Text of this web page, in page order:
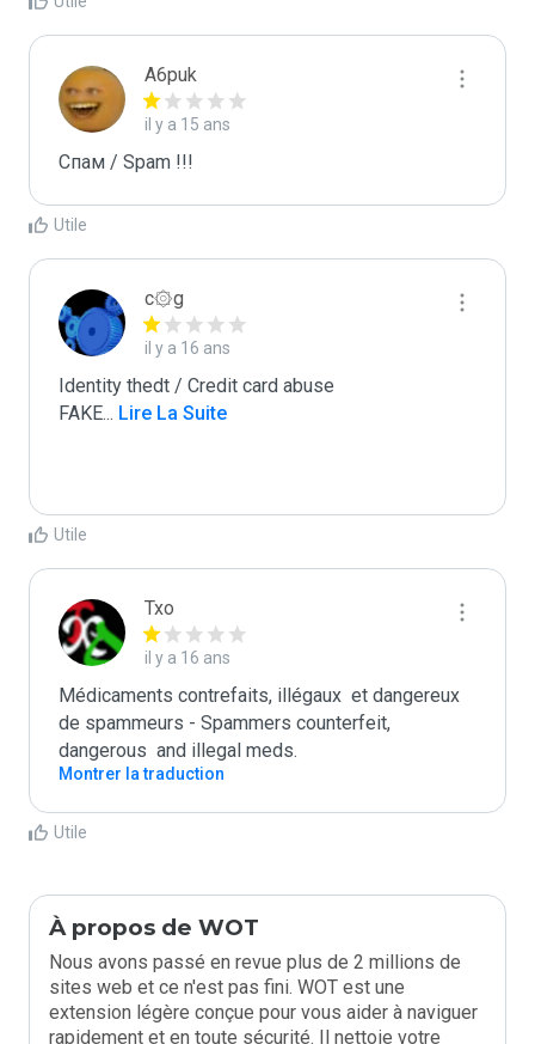
A6puk
il y a 15 ans
Спам / Spam !!!
Utile
c۞g
il y a 16 ans
Identity thedt / Credit card abuse
FAKE... Lire La Suite
Utile
Txo
il y a 16 ans
Médicaments contrefaits, illégaux  et dangereux
de spammeurs - Spammers counterfeit,
dangerous  and illegal meds.
Montrer la traduction
Utile
À propos de WOT
Nous avons passé en revue plus de 2 millions de
sites web et ce n'est pas fini. WOT est une
extension légère conçue pour vous aider à naviguer
rapidement et en toute sécurité. Il nettoie votre